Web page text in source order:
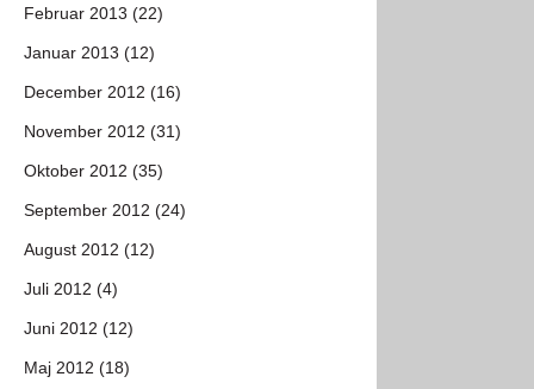
Februar 2013 (22)
Januar 2013 (12)
December 2012 (16)
November 2012 (31)
Oktober 2012 (35)
September 2012 (24)
August 2012 (12)
Juli 2012 (4)
Juni 2012 (12)
Maj 2012 (18)